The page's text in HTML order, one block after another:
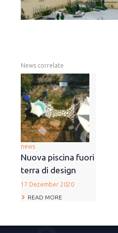
News correlate
news
Nuova piscina fuori
terra di design
17 Dezember 2020
READ MORE